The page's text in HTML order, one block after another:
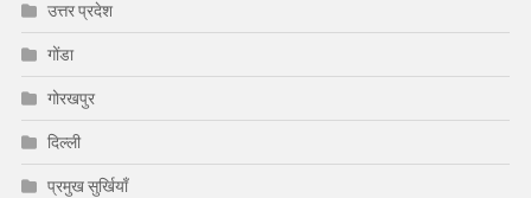
उत्तर प्रदेश
गोंडा
गोरखपुर
दिल्ली
प्रमुख सुर्खियाँ